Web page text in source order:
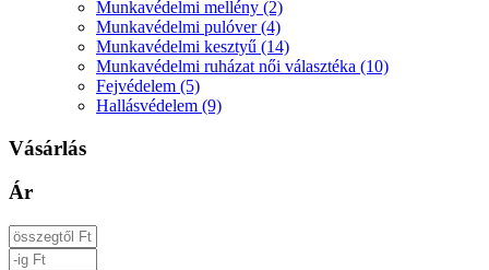
Munkavédelmi mellény (2)
Munkavédelmi pulóver (4)
Munkavédelmi kesztyű (14)
Munkavédelmi ruházat női választéka (10)
Fejvédelem (5)
Hallásvédelem (9)
Vásárlás
Ár